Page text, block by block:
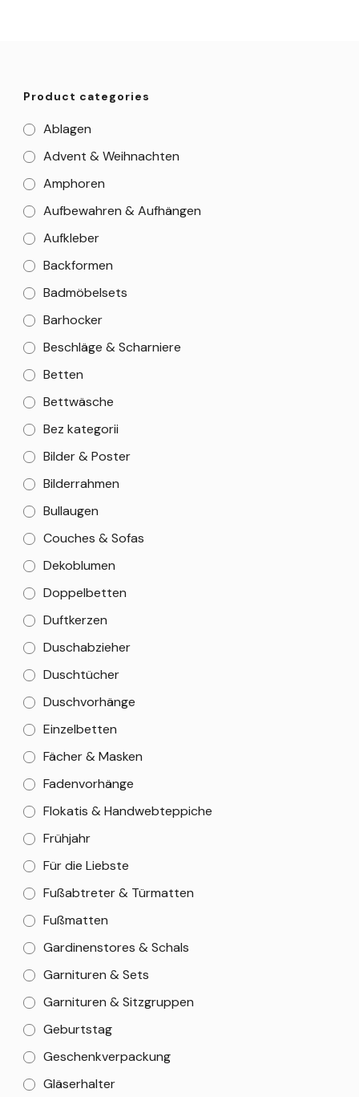
Product categories
Ablagen
Advent & Weihnachten
Amphoren
Aufbewahren & Aufhängen
Aufkleber
Backformen
Badmöbelsets
Barhocker
Beschläge & Scharniere
Betten
Bettwäsche
Bez kategorii
Bilder & Poster
Bilderrahmen
Bullaugen
Couches & Sofas
Dekoblumen
Doppelbetten
Duftkerzen
Duschabzieher
Duschtücher
Duschvorhänge
Einzelbetten
Fächer & Masken
Fadenvorhänge
Flokatis & Handwebteppiche
Frühjahr
Für die Liebste
Fußabtreter & Türmatten
Fußmatten
Gardinenstores & Schals
Garnituren & Sets
Garnituren & Sitzgruppen
Geburtstag
Geschenkverpackung
Gläserhalter